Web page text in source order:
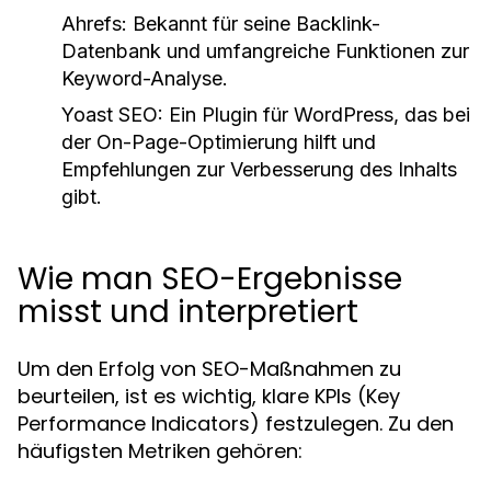
Ahrefs: Bekannt für seine Backlink-
Datenbank und umfangreiche Funktionen zur
Keyword-Analyse.
Yoast SEO: Ein Plugin für WordPress, das bei
der On-Page-Optimierung hilft und
Empfehlungen zur Verbesserung des Inhalts
gibt.
Wie man SEO-Ergebnisse
misst und interpretiert
Um den Erfolg von SEO-Maßnahmen zu
beurteilen, ist es wichtig, klare KPIs (Key
Performance Indicators) festzulegen. Zu den
häufigsten Metriken gehören: